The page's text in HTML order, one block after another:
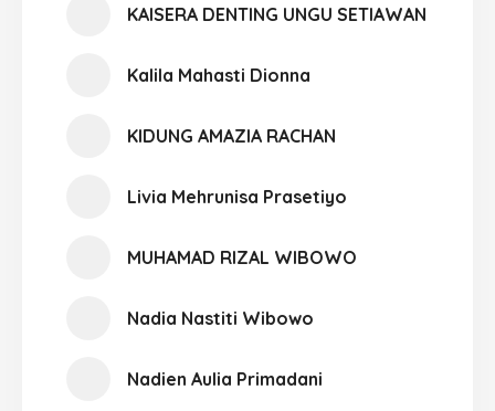
KAISERA DENTING UNGU SETIAWAN
Kalila Mahasti Dionna
KIDUNG AMAZIA RACHAN
Livia Mehrunisa Prasetiyo
MUHAMAD RIZAL WIBOWO
Nadia Nastiti Wibowo
Nadien Aulia Primadani